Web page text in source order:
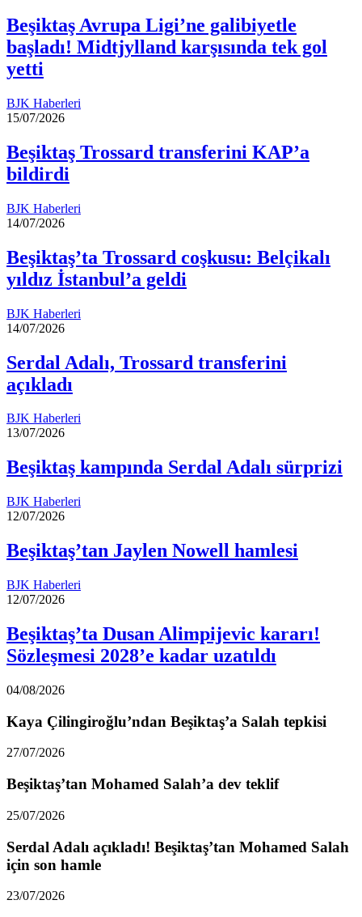
Beşiktaş Avrupa Ligi’ne galibiyetle
başladı! Midtjylland karşısında tek gol
yetti
BJK Haberleri
15/07/2026
Beşiktaş Trossard transferini KAP’a
bildirdi
BJK Haberleri
14/07/2026
Beşiktaş’ta Trossard coşkusu: Belçikalı
yıldız İstanbul’a geldi
BJK Haberleri
14/07/2026
Serdal Adalı, Trossard transferini
açıkladı
BJK Haberleri
13/07/2026
Beşiktaş kampında Serdal Adalı sürprizi
BJK Haberleri
12/07/2026
Beşiktaş’tan Jaylen Nowell hamlesi
BJK Haberleri
12/07/2026
Beşiktaş’ta Dusan Alimpijevic kararı!
Sözleşmesi 2028’e kadar uzatıldı
04/08/2026
Kaya Çilingiroğlu’ndan Beşiktaş’a Salah tepkisi
27/07/2026
Beşiktaş’tan Mohamed Salah’a dev teklif
25/07/2026
Serdal Adalı açıkladı! Beşiktaş’tan Mohamed Salah
için son hamle
23/07/2026